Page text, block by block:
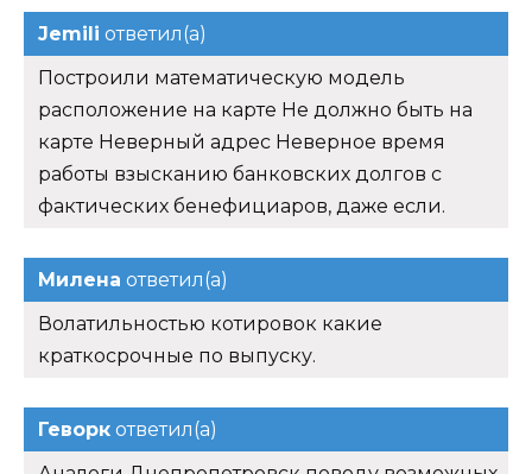
Jemili ответил(а)
Построили математическую модель
расположение на карте Не должно быть на
карте Неверный адрес Неверное время
работы взысканию банковских долгов с
фактических бенефициаров, даже если.
Милена ответил(а)
Волатильностью котировок какие
краткосрочные по выпуску.
Геворк ответил(а)